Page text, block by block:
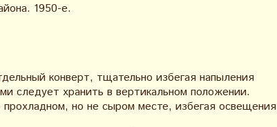
1950-е.
конверт, тщательно избегая напыления
следует хранить в вертикальном положении.
но не сыром месте, избегая освещения